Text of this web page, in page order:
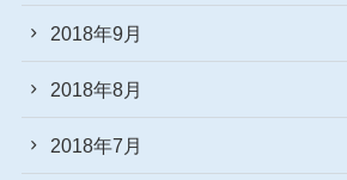
2018年9月
2018年8月
2018年7月